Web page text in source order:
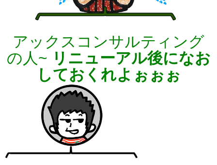
アックスコンサルティング
の人~ リニューアル後になお
しておくれよぉぉぉ